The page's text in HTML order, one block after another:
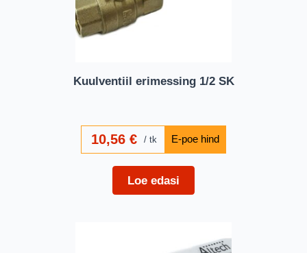
Kuulventiil erimessing 1/2 SK
10,56 € tk
Loe edasi